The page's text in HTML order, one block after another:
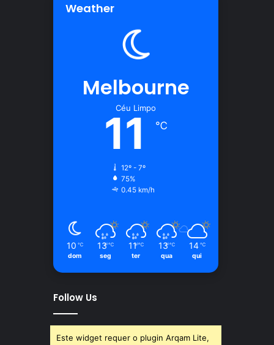
Weather
Melbourne
Céu Limpo
11 ℃
12º - 7º
75%
0.45 km/h
10 ℃
dom
13 ℃
seg
11 ℃
ter
13 ℃
qua
14 ℃
qui
Follow Us
Este widget requer o plugin Arqam Lite,